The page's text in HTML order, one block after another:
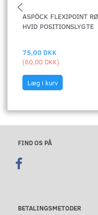
ASPÖCK FLEXIPOINT
HVID POSITIONSLYGTE
75,00 DKK
(60,00 DKK)
Læg i kurv
FIND OS PÅ
BETALINGSMETODER